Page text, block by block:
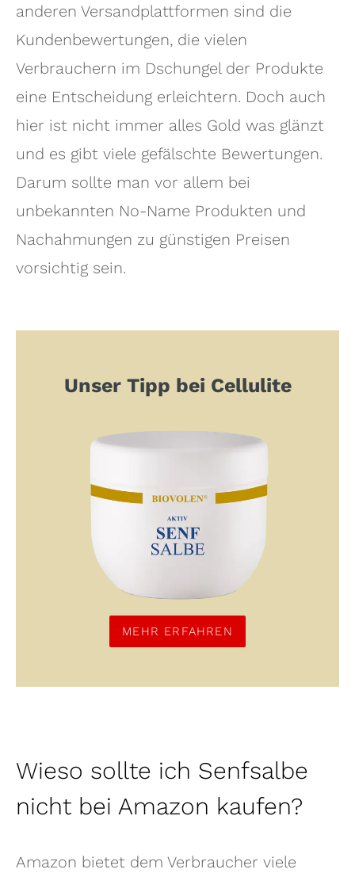
anderen Versandplattformen sind die
Kundenbewertungen, die vielen
Verbrauchern im Dschungel der Produkte
eine Entscheidung erleichtern. Doch auch
hier ist nicht immer alles Gold was glänzt
und es gibt viele gefälschte Bewertungen.
Darum sollte man vor allem bei
unbekannten No-Name Produkten und
Nachahmungen zu günstigen Preisen
vorsichtig sein.
Unser Tipp bei Cellulite
MEHR ERFAHREN
Wieso sollte ich Senfsalbe
nicht bei Amazon kaufen?
Amazon bietet dem Verbraucher viele